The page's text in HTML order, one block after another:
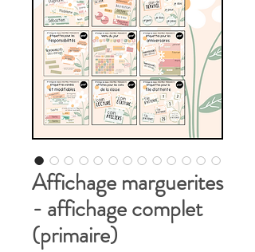
Affichage marguerites
- affichage complet
(primaire)